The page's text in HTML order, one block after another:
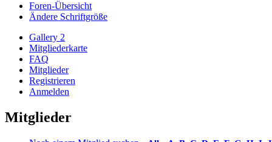
Foren-Übersicht
Ändere Schriftgröße
Gallery 2
Mitgliederkarte
FAQ
Mitglieder
Registrieren
Anmelden
Mitglieder